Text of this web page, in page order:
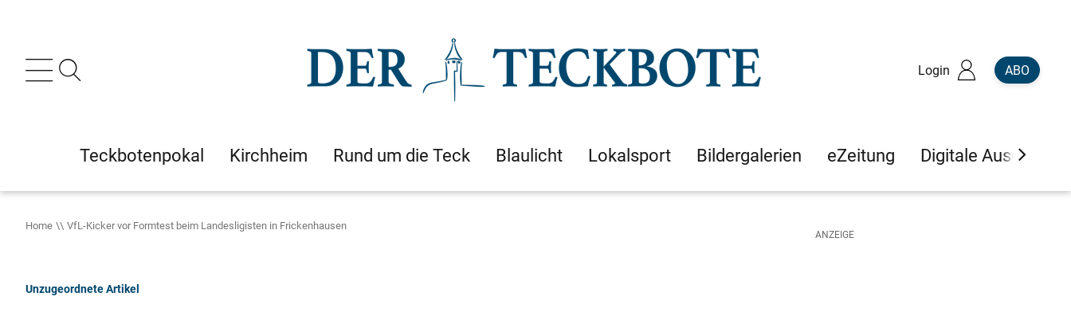
Login ABO
Teckbotenpokal Kirchheim Rund um die Teck Blaulicht Lokalsport Bildergalerien eZeitung Digitale Ausgaben
Home VfL-Kicker vor Formtest beim Landesligisten in Frickenhausen
Unzugeordnete Artikel